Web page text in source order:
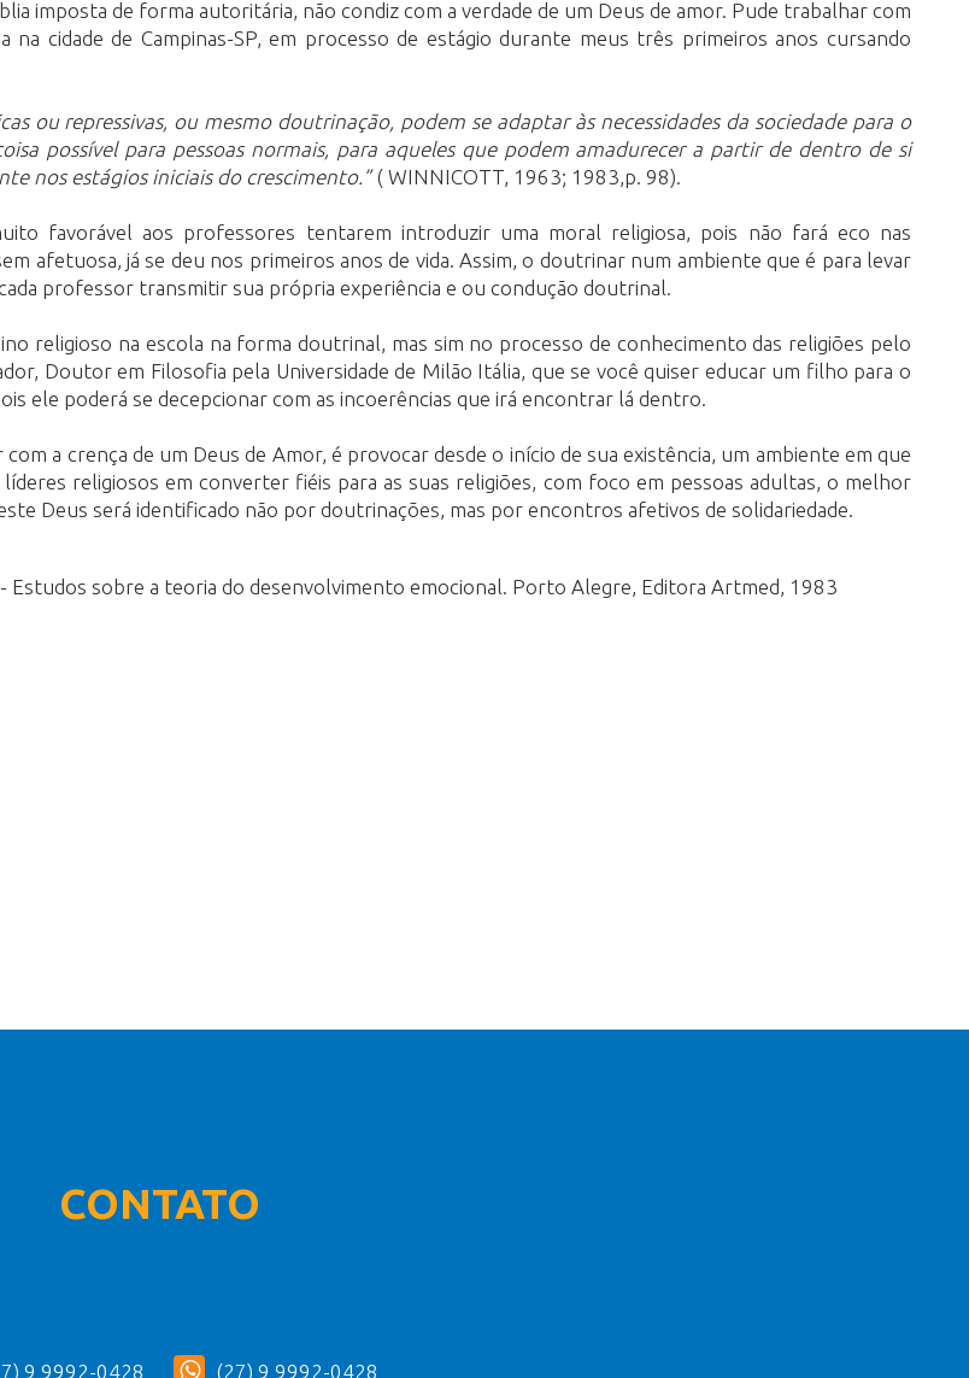
imposta de forma autoritária, não condiz com a verdade de um Deus de amor. Pude trabalhar com
cidade de Campinas-SP, em processo de estágio durante meus três primeiros anos cursando
ou repressivas, ou mesmo doutrinação, podem se adaptar às necessidades da sociedade para o
possível para pessoas normais, para aqueles que podem amadurecer a partir de dentro de si
nos estágios iniciais do crescimento.”( WINNICOTT, 1963; 1983,p. 98).
favorável aos professores tentarem introduzir uma moral religiosa, pois não fará eco nas
afetuosa, já se deu nos primeiros anos de vida. Assim, o doutrinar num ambiente que é para levar
professor transmitir sua própria experiência e ou condução doutrinal.
religioso na escola na forma doutrinal, mas sim no processo de conhecimento das religiões pelo
Doutor em Filosofia pela Universidade de Milão Itália, que se você quiser educar um filho para o
ele poderá se decepcionar com as incoerências que irá encontrar lá dentro.
a crença de um Deus de Amor, é provocar desde o início de sua existência, um ambiente em que
religiosos em converter fiéis para as suas religiões, com foco em pessoas adultas, o melhor
Deus será identificado não por doutrinações, mas por encontros afetivos de solidariedade.
Estudos sobre a teoria do desenvolvimento emocional. Porto Alegre, Editora Artmed, 1983
CONTATO
9 9992-0428 (27) 9 9992-0428